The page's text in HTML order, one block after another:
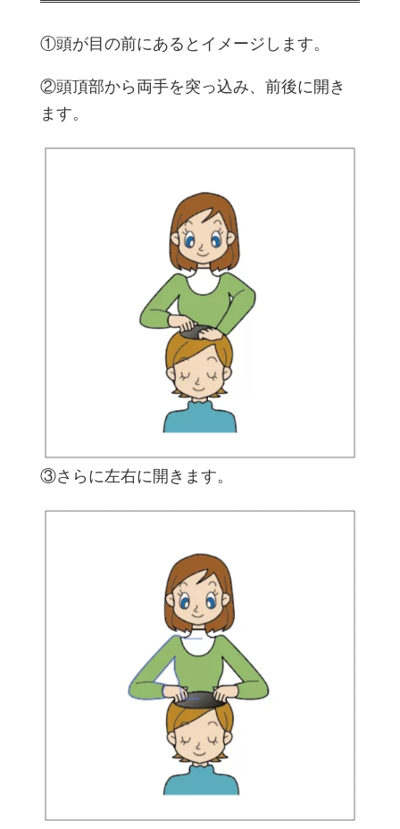
①頭が目の前にあるとイメージします。
②頭頂部から両手を突っ込み、前後に開き
ます。
③さらに左右に開きます。